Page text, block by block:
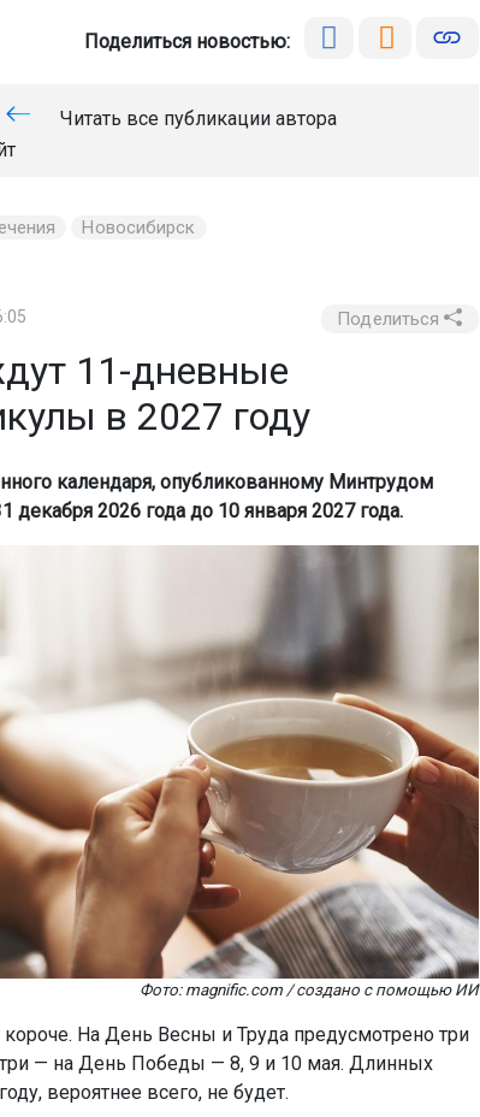
Поделиться новостью:
Читать все публикации автора
Новосибирск
Поделиться
11-дневные
в 2027 году
календаря, опубликованному Минтрудом
декабря 2026 года до 10 января 2027 года.
Фото: magnific.com / создано с помощью ИИ
короче. На День Весны и Труда предусмотрено три
— на День Победы — 8, 9 и 10 мая. Длинных
вероятнее всего, не будет.